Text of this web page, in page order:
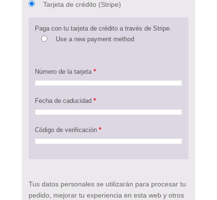
Tarjeta de crédito (Stripe)
Paga con tu tarjeta de crédito a través de Stripe.
Use a new payment method
Número de la tarjeta *
Fecha de caducidad *
Código de verificación *
Tus datos personales se utilizarán para procesar tu
pedido, mejorar tu experiencia en esta web y otros